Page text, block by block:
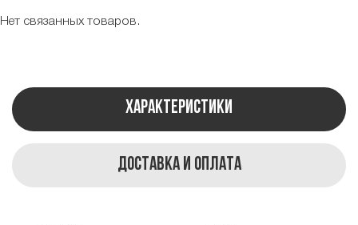
Нет связанных товаров.
Характеристики
Доставка и оплата